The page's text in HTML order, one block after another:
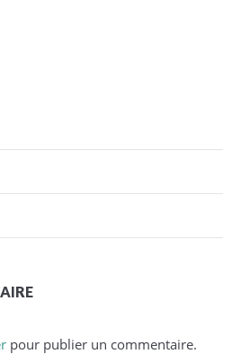
pour publier un commentaire.